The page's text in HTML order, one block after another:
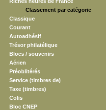
Classement par catégorie
Classique
Courant
Autoadhésif
Trésor philatélique
Blocs / souvenirs
Aérien
Préoblitérés
Service (timbres de)
Taxe (timbres)
Colis
Bloc CNEP